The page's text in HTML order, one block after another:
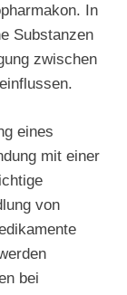
In
Substanzen
zwischen
eines
mit einer
von
bei